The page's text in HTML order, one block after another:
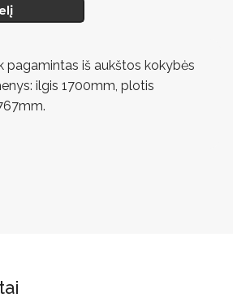
pagamintas iš aukštos kokybės
ilgis 1700mm, plotis